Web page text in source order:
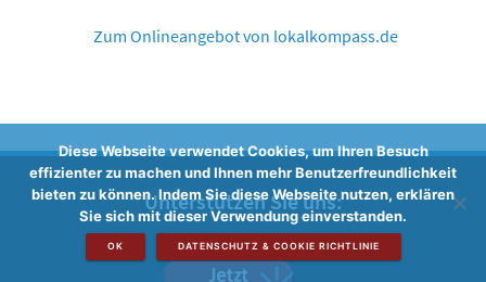
Zum Onlineangebot von lokalkompass.de
Unterstützen Sie uns:
Diese Webseite verwendet Cookies, um Ihren Besuch
effizienter zu machen und Ihnen mehr Benutzerfreundlichkeit
bieten zu können. Indem Sie diese Webseite nutzen, erklären
Sie sich mit dieser Verwendung einverstanden.
OK DATENSCHUTZ & COOKIE RICHTLINIE